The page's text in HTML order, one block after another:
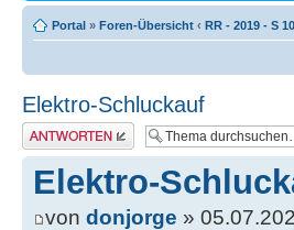
Portal » Foren-Übersicht ‹ RR - 2019 - S
Elektro-Schluckauf
Antwort erstellen
Elektro-
von donjorge »